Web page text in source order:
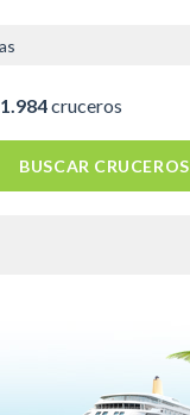
1.984cruceros
BUSCAR CRUCEROS